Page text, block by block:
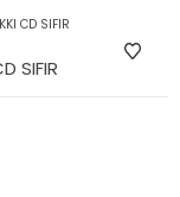
SIFIR